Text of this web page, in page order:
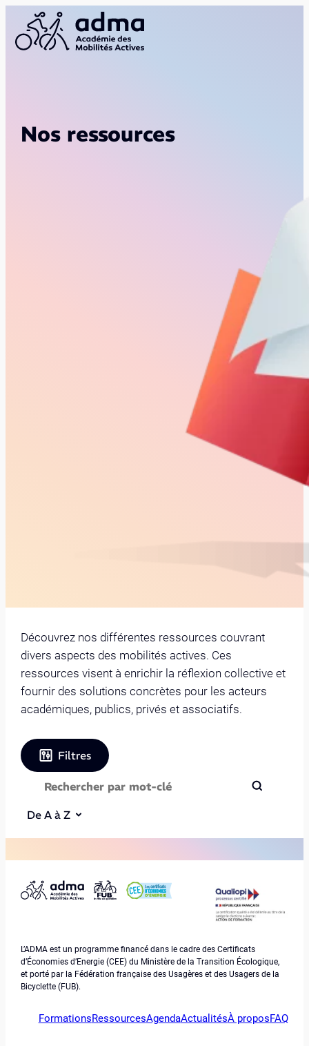
Nos ressources
Découvrez nos différentes ressources couvrant
divers aspects des mobilités actives. Ces
ressources visent à enrichir la réflexion collective et
fournir des solutions concrètes pour les acteurs
académiques, publics, privés et associatifs.
Filtres
De A à Z
L’ADMA est un programme financé dans le cadre des Certificats
d’Économies d’Energie (CEE) du Ministère de la Transition Écologique,
et porté par la Fédération française des Usagères et des Usagers de la
Bicyclette (FUB).
FormationsRessourcesAgendaActualitésÀ proposFAQ